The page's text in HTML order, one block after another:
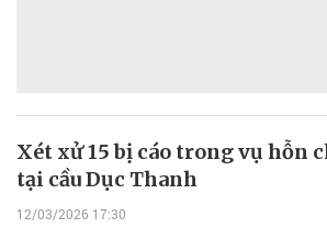
Xét xử 15 bị cáo trong vụ hỗn
tại cầu Dục Thanh
12/03/2026 17:30